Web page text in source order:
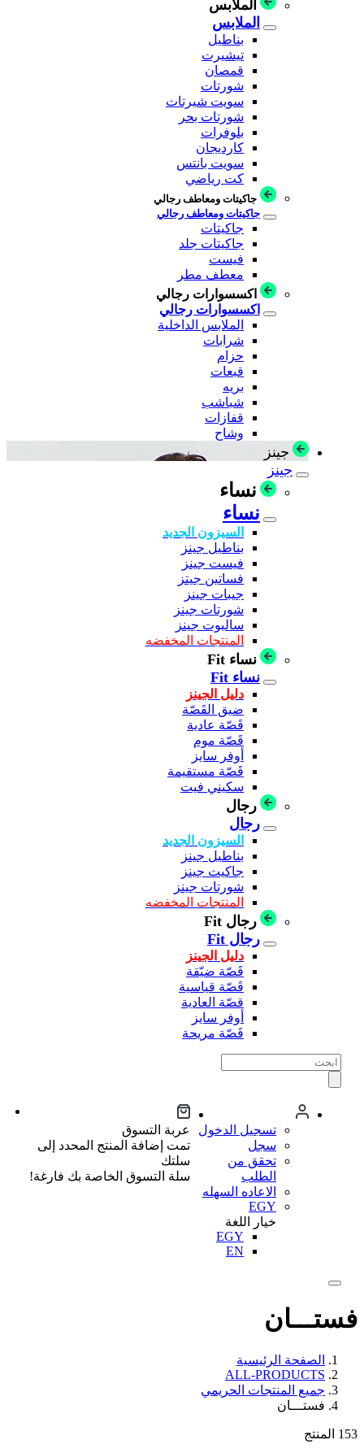
الملابس
الملابس
بناطيل
تيشيرت
قمصان
شورتات
سويت شيرتات
شورتات بحر
بلوفرات
كارديجان
سويت بانتس
كت رياضي
جاكيتات ومعاطف رجالي
جاكيتات ومعاطف رجالي
جاكيتات
جاكيتات جلد
فيست
معطف مطر
اكسسوارات رجالي
اكسسوارات رجالي
الملابس الداخلية
شرابات
حزام
قبعات
بريه
شباشب
قفازات
وشاح
جينز
جينز
نساء
نساء
السيزون الجديد
بناطيل جينز
فيست جينز
فساتين جيتز
جيبات جينز
شورتات جينز
سالبوت جينز
المنتجات المخفضه
نساء Fit
نساء Fit
دليل الجينز
ضيق القَصّة
قَصّة عادية
قَصّة موم
أوفر سايز
قَصّة مستقيمة
سكيني فيت
رجال
رجال
السيزون الجديد
بناطيل جينز
جاكيت جينز
شورتات جينز
المنتجات المخفضه
رجال Fit
رجال Fit
دليل الجينز
قَصّة ضيّقة
قَصّة قياسية
قصّة العادية
أوفر سايز
قَصّة مريحة
تسجيل الدخول
سجل
تحقق من
الطلب
الاعاده السهله
EGY
خيار اللغة
EGY
EN
عربة التسوق
تمت إضافة المنتج المحدد إلى
سلتك
سلة التسوق الخاصة بك فارغة!
فستـــان
الصفحة الرئيسية
ALL-PRODUCTS
جميع المنتجات الحريمي
فستـــان
153 المنتج